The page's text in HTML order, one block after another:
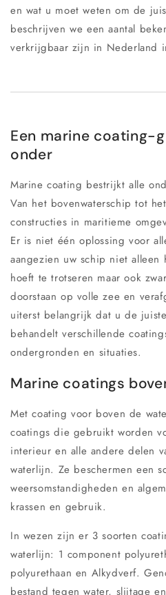
en wat u moet weten om de
beschrijven we een aantal
verkrijgbaar zijn in Nederland
Een marine coating-
onder
Marine coating bestrijkt alle
Van het bovenwaterschip tot
constructies in maritieme
Er is niet één oplossing voor
aangezien uw schip niet alleen
hoeft te trotseren maar ook
doorstaan op volle zee en
uiterst belangrijk dat u de
behandelt verschillende
ondergronden en situaties.
Marine coatings
Met coating voor boven de
coatings die gebruikt worden
interieur en alle andere delen
waterlijn. Ze beschermen een
weersomstandigheden en
krassen en gebruik.
In wezen zijn er 3 soorten
waterlijn: 1 component
polyurethaan en Alkydverf.
bestand tegen water, slijtage